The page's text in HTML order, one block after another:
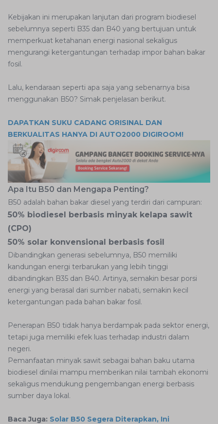
Kebijakan ini merupakan lanjutan dari program biodiesel
sebelumnya seperti B35 dan B40 yang bertujuan untuk
memperkuat ketahanan energi nasional sekaligus
mengurangi ketergantungan terhadap impor bahan bakar
fosil.
Lalu, kendaraan seperti apa saja yang sebenarnya bisa
menggunakan B50? Simak penjelasan berikut.
DAPATKAN SUKU CADANG ORISINAL DAN
BERKUALITAS HANYA DI AUTO2000 DIGIROOM!
Apa Itu B50 dan Mengapa Penting?
B50 adalah bahan bakar diesel yang terdiri dari campuran:
50% biodiesel berbasis minyak kelapa sawit
(CPO)
50% solar konvensional berbasis fosil
Dibandingkan generasi sebelumnya, B50 memiliki
kandungan energi terbarukan yang lebih tinggi
dibandingkan B35 dan B40. Artinya, semakin besar porsi
energi yang berasal dari sumber nabati, semakin kecil
ketergantungan pada bahan bakar fosil.
Penerapan B50 tidak hanya berdampak pada sektor energi,
tetapi juga memiliki efek luas terhadap industri dalam
negeri.
Pemanfaatan minyak sawit sebagai bahan baku utama
biodiesel dinilai mampu memberikan nilai tambah ekonomi
sekaligus mendukung pengembangan energi berbasis
sumber daya lokal.
Baca Juga: Solar B50 Segera Diterapkan, Ini